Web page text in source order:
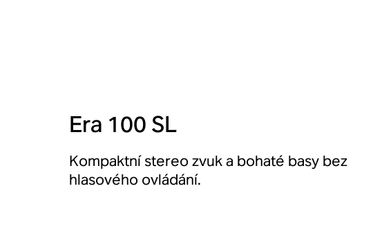
Era 100 SL
Kompaktní stereo zvuk a bohaté basy bez
hlasového ovládání.